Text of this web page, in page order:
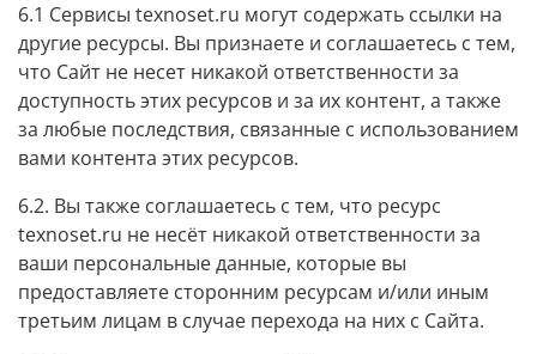
6.1 Сервисы texnoset.ru могут содержать ссылки на
другие ресурсы. Вы признаете и соглашаетесь с тем,
что Сайт не несет никакой ответственности за
доступность этих ресурсов и за их контент, а также
за любые последствия, связанные с использованием
вами контента этих ресурсов.
6.2. Вы также соглашаетесь с тем, что ресурс
texnoset.ru не несёт никакой ответственности за
ваши персональные данные, которые вы
предоставляете сторонним ресурсам и/или иным
третьим лицам в случае перехода на них с Сайта.